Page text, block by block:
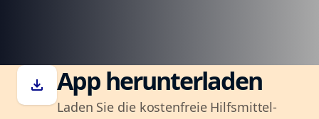
download App herunterladen
Laden Sie die kostenfreie Hilfsmittel-